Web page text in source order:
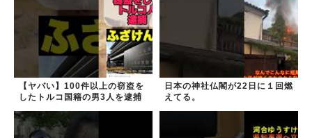
【ヤバい】100件以上の窃盗を
したトルコ国籍の男3人を逮捕
日本の神社仏閣が22日に１回燃
えてる。